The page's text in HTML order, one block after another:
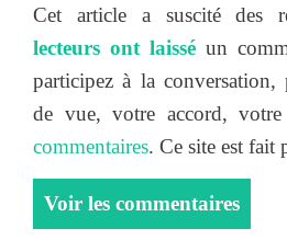
Cet article a suscité des
lecteurs ont laissé un
participez à la conversation,
de vue, votre accord,
commentaires. Ce site est fait
Voir les commentaires